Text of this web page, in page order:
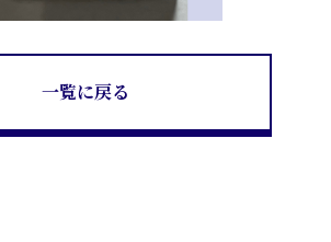
一覧に戻る